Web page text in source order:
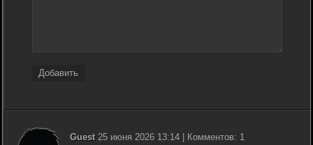
Добавить
Guest25 июня 2026 13:14 | Комментов: 1